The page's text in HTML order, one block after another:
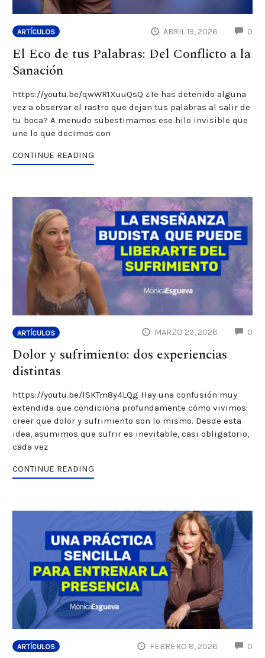
ARTÍCULOS ABRIL 19, 2026 0
El Eco de tus Palabras: Del Conflicto a la
Sanación
https://youtu.be/qwWR1XuuQsQ ¿Te has detenido alguna
vez a observar el rastro que dejan tus palabras al salir de
tu boca? A menudo subestimamos ese hilo invisible que
une lo que decimos con
CONTINUE READING
ARTÍCULOS MARZO 29, 2026 0
Dolor y sufrimiento: dos experiencias
distintas
https://youtu.be/lSKTm8y4LQg Hay una confusión muy
extendida que condiciona profundamente cómo vivimos:
creer que dolor y sufrimiento son lo mismo. Desde esta
idea, asumimos que sufrir es inevitable, casi obligatorio,
cada vez
CONTINUE READING
ARTÍCULOS FEBRERO 8, 2026 0